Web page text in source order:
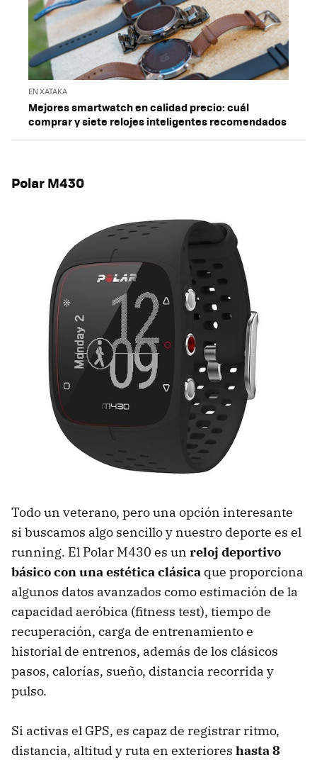
EN XATAKA
Mejores smartwatch en calidad precio: cuál
comprar y siete relojes inteligentes recomendados
Polar M430
Todo un veterano, pero una opción interesante
si buscamos algo sencillo y nuestro deporte es el
running. El Polar M430 es un reloj deportivo
básico con una estética clásica que proporciona
algunos datos avanzados como estimación de la
capacidad aeróbica (fitness test), tiempo de
recuperación, carga de entrenamiento e
historial de entrenos, además de los clásicos
pasos, calorías, sueño, distancia recorrida y
pulso.
Si activas el GPS, es capaz de registrar ritmo,
distancia, altitud y ruta en exteriores hasta 8